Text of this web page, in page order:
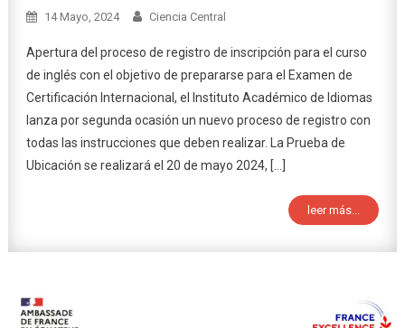
14 Mayo, 2024 Ciencia Central
Apertura del proceso de registro de inscripción para el curso
de inglés con el objetivo de prepararse para el Examen de
Certificación Internacional, el Instituto Académico de Idiomas
lanza por segunda ocasión un nuevo proceso de registro con
todas las instrucciones que deben realizar. La Prueba de
Ubicación se realizará el 20 de mayo 2024, […]
leer más...